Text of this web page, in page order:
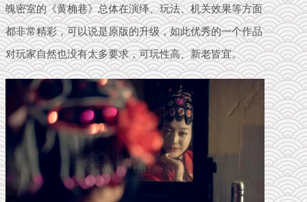
魄密室的《黄桷巷》总体在演绎、玩法、机关效果等方面
都非常精彩，可以说是原版的升级，如此优秀的一个作品
对玩家自然也没有太多要求，可玩性高、新老皆宜。